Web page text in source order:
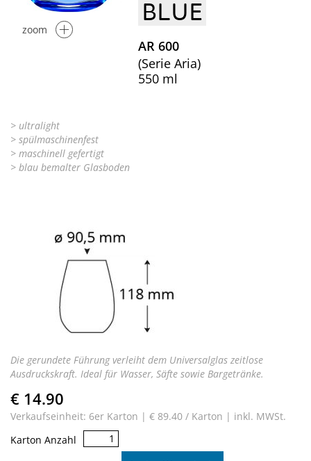
zoom
BLUE
AR 600
(Serie Aria)
550 ml
> ultralight
> spülmaschinenfest
> maschinell gefertigt
> blau bemalter Glasboden
Die gerundete Führungverleiht dem Universalglas zeitlose
Ausdruckskraft. Ideal für Wasser, Säfte sowie Bargetränke.
€ 14.90
Verkaufseinheit: 6er Karton | € 89.40 / Karton | inkl. MWSt.
Karton Anzahl
Tumbler